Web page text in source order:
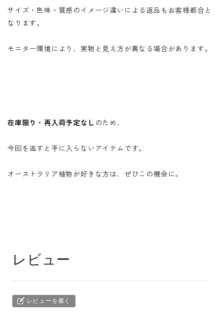
サイズ・色味・質感のイメージ違いによる返品もお客様都合と
なります。
モニター環境により、実物と見え方が異なる場合があります。
在庫限り・再入荷予定なし のため、
今回を逃すと手に入らないアイテムです。
オーストラリア植物が好きな方は、ぜひこの機会に。
レビュー
レビューを書く